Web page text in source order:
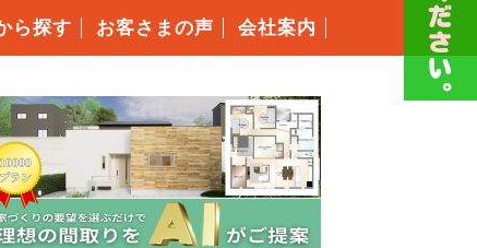
ら探す お客さまの声 会社案内